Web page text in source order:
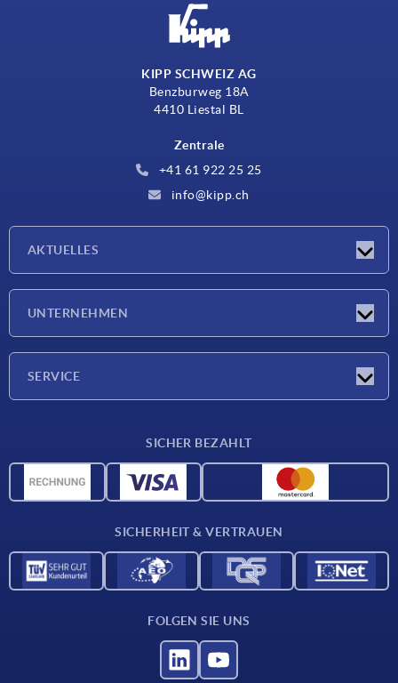
KIPP SCHWEIZ AG
Benzburweg 18A
4410 Liestal BL
Zentrale
+41 61 922 25 25
info@kipp.ch
AKTUELLES
UNTERNEHMEN
SERVICE
CAD-Daten
SICHER BEZAHLT
SICHERHEIT & VERTRAUEN
FOLGEN SIE UNS